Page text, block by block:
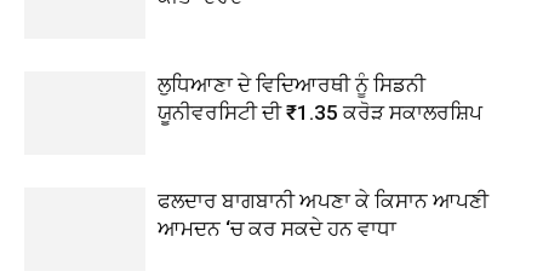
ਲੁਧਿਆਣਾ ਦੇ ਵਿਦਿਆਰਥੀ ਨੂੰ ਸਿਡਨੀ
ਯੂਨੀਵਰਸਿਟੀ ਦੀ ₹1.35 ਕਰੋੜ ਸਕਾਲਰਸ਼ਿਪ
ਫਲਦਾਰ ਬਾਗਬਾਨੀ ਅਪਣਾ ਕੇ ਕਿਸਾਨ ਆਪਣੀ
ਆਮਦਨ ‘ਚ ਕਰ ਸਕਦੇ ਹਨ ਵਾਧਾ